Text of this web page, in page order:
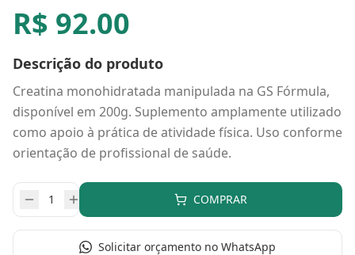
R$ 92.00
Descrição do produto
Creatina monohidratada manipulada na GS Fórmula,
disponível em 200g. Suplemento amplamente utilizado
como apoio à prática de atividade física. Uso conforme
orientação de profissional de saúde.
COMPRAR
Solicitar orçamento no WhatsApp